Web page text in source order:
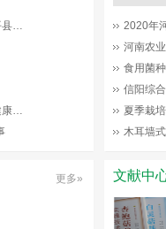
县…
康…
2020年
河南农
食用菌
信阳综
夏季栽
木耳墙
更多» 文献中